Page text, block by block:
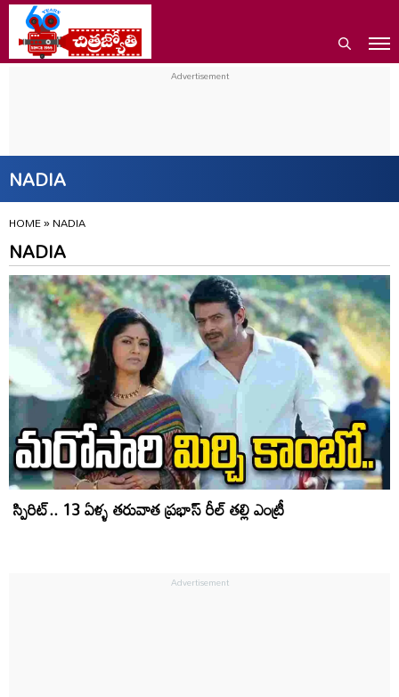
NADIA
HOME»NADIA
NADIA
స్పిరిట్.. 13 ఏళ్ళ తరువాత ప్రభాస్ రీల్ తల్లి ఎంట్రీ